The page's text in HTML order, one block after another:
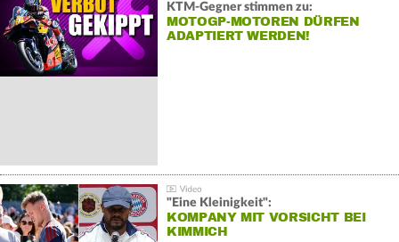
KTM-Gegner stimmen zu:
MOTOGP-MOTOREN DÜRFEN
ADAPTIERT WERDEN!
"Eine Kleinigkeit":
KOMPANY MIT VORSICHT BEI
KIMMICH